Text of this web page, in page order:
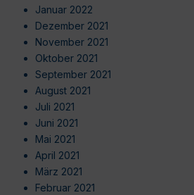
Januar 2022
Dezember 2021
November 2021
Oktober 2021
September 2021
August 2021
Juli 2021
Juni 2021
Mai 2021
April 2021
März 2021
Februar 2021